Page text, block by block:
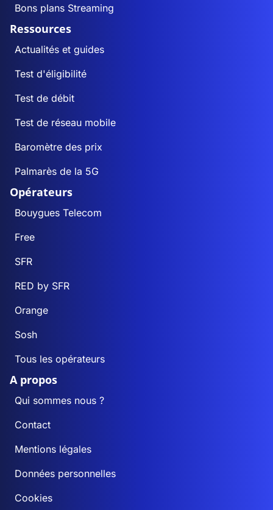
Bons plans Streaming
Ressources
Actualités et guides
Test d'éligibilité
Test de débit
Test de réseau mobile
Baromètre des prix
Palmarès de la 5G
Opérateurs
Bouygues Telecom
Free
SFR
RED by SFR
Orange
Sosh
Tous les opérateurs
A propos
Qui sommes nous ?
Contact
Mentions légales
Données personnelles
Cookies